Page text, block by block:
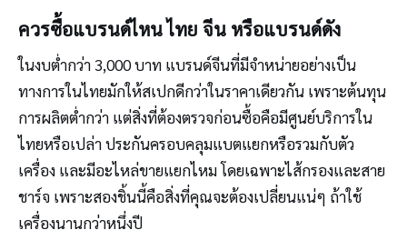
ควรซื้อแบรนด์ไหน ไทย จีน หรือแบรนด์ดัง
ในงบต่ำกว่า 3,000 บาท แบรนด์จีนที่มีจำหน่ายอย่างเป็น
ทางการในไทยมักให้สเปกดีกว่าในราคาเดียวกัน เพราะต้นทุน
การผลิตต่ำกว่า แต่สิ่งที่ต้องตรวจก่อนซื้อคือมีศูนย์บริการใน
ไทยหรือเปล่า ประกันครอบคลุมแบตแยกหรือรวมกับตัว
เครื่อง และมีอะไหล่ขายแยกไหม โดยเฉพาะไส้กรองและสาย
ชาร์จ เพราะสองชิ้นนี้คือสิ่งที่คุณจะต้องเปลี่ยนแน่ๆ ถ้าใช้
เครื่องนานกว่าหนึ่งปี